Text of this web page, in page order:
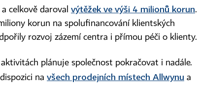
celkově daroval výtěžek ve výši 4 milionů korun.
korun na spolufinancování klientských
rozvoj zázemí centra i přímou péči o klienty.
plánuje společnost pokračovat i nadále.
na všech prodejních místech Allwynu a